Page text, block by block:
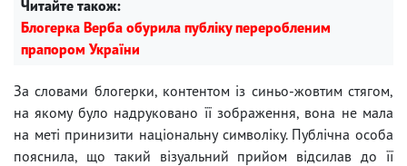
Читайте також:
Блогерка Верба обурила публіку переробленим
прапором України
За словами блогерки, контентом із синьо-жовтим стягом,
на якому було надруковано її зображення, вона не мала
на меті принизити національну символіку. Публічна особа
пояснила, що такий візуальний прийом відсилав до її